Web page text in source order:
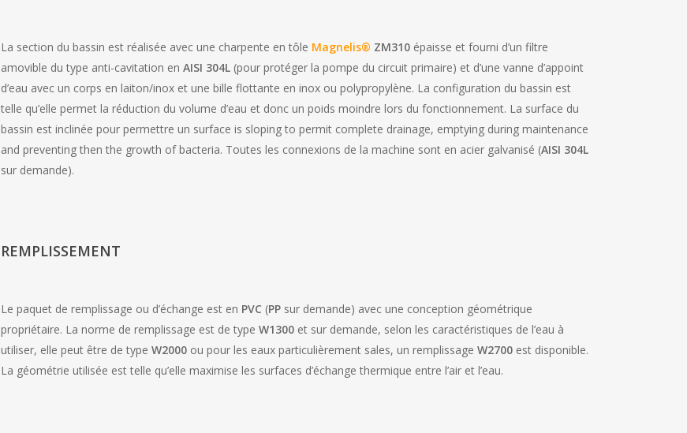
La section du bassin est réalisée avec une charpente en tôle Magnelis® ZM310 épaisse et fourni d’un filtre
amovible du type anti-cavitation enAISI 304L (pour protéger la pompe du circuit primaire) et d’une vanne d’appoint
d’eau avec un corps en laiton/inox et une bille flottante en inox ou polypropylène. La configuration du bassin est
telle qu’elle permet la réduction du volume d’eau et donc un poids moindre lors du fonctionnement. La surface du
bassin est inclinée pour permettre un surface is sloping to permit complete drainage, emptying during maintenance
and preventing then the growth of bacteria. Toutes les connexions de la machine sont en acier galvanisé (AISI 304L
sur demande).
REMPLISSEMENT
Le paquet de remplissage ou d’échange est en PVC (PP sur demande) avec une conception géométrique
propriétaire. La norme de remplissage est de typeW1300 et sur demande, selon les caractéristiques de l’eau à
utiliser, elle peut être de typeW2000 ou pour les eaux particulièrement sales, un remplissageW2700 est disponible.
La géométrie utilisée est telle qu’elle maximise les surfaces d’échange thermique entre l’air et l’eau.